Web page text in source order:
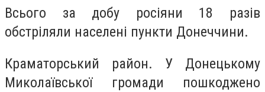
Всього за добу росіяни 18 разів
обстріляли населені пункти Донеччини.
Краматорський район. У Донецькому
Миколаївської громади пошкоджено